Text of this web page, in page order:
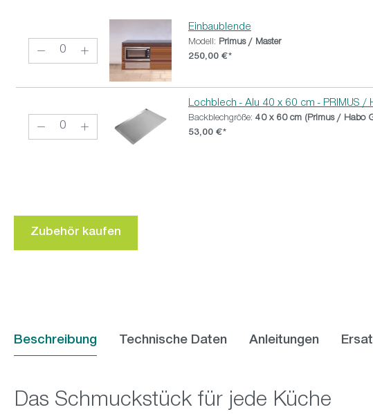
Einbaublende
Modell: Primus / Master
250,00 €*
Lochblech - Alu 40 x 60 cm - PRIMUS /
Backblechgröße: 40 x 60 cm (Primus / Habo
53,00 €*
Zubehör kaufen
Beschreibung Technische Daten Anleitungen
Das Schmuckstück für jede Küche